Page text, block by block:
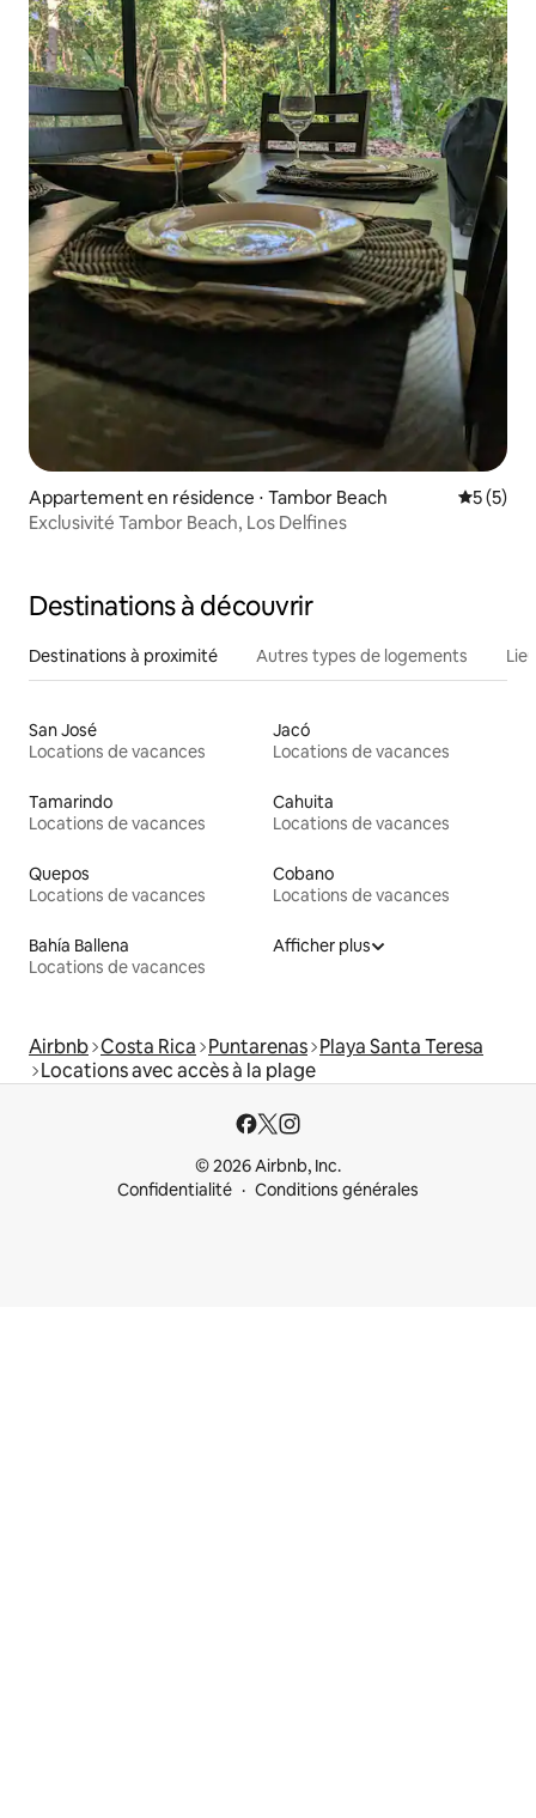
Appartement en résidence ⋅ Tambor Beach
5 (5)
Exclusivité Tambor Beach, Los Delfines
Destinations à découvrir
Destinations à proximité Autres types de logements
San José
Locations de vacances
Jacó
Locations de vacances
Tamarindo
Locations de vacances
Cahuita
Locations de vacances
Quepos
Locations de vacances
Cobano
Locations de vacances
Bahía Ballena
Locations de vacances
Afficher plus
Airbnb Costa Rica Puntarenas Playa Santa Teresa
Locations avec accès à la plage
© 2026 Airbnb, Inc.
Confidentialité
Conditions générales